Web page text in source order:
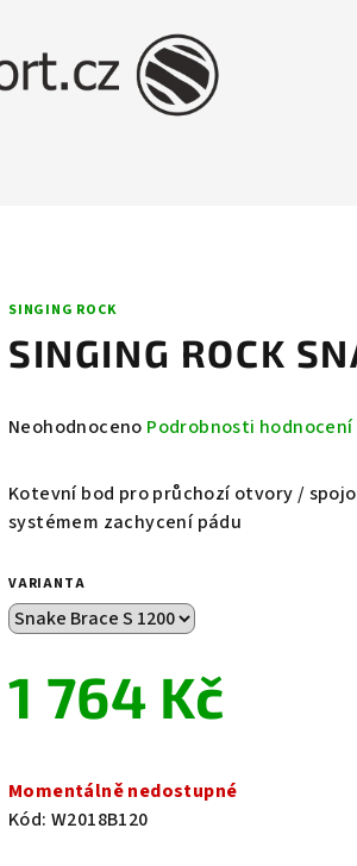
SINGING ROCK
SINGING ROCK
Průměrné
produktu
je
0,0
5
hvězdiček.
Neohodnoceno Podrobnosti hodnocení
Kotevní bod pro průchozí otvory /
systémem zachycení pádu
VARIANTA
1 764 Kč
cena:
Momentálně nedostupné
Kód: W2018B120